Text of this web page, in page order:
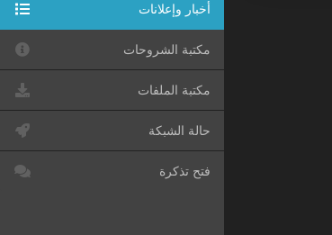
أخبار وإعلانات
مكتبة الشروحات
مكتبة الملفات
حالة الشبكة
فتح تذكرة